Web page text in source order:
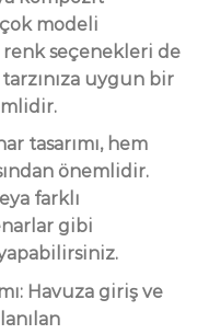
modeli
renk seçenekleri de
uygun bir
tasarımı, hem
önemlidir.
farklı
gibi
Havuza giriş ve